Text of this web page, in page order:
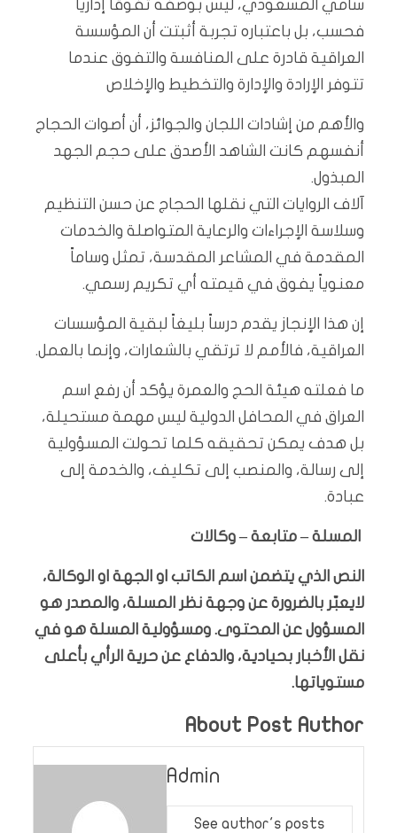
سامي المسعودي، ليس بوصفه تفوقاً إدارياً
فحسب، بل باعتباره تجربة أثبتت أن المؤسسة
العراقية قادرة على المنافسة والتفوق عندما
تتوفر الإرادة والإدارة والتخطيط والإخلاص
والأهم من إشادات اللجان والجوائز، أن أصوات الحجاج
أنفسهم كانت الشاهد الأصدق على حجم الجهد
المبذول.
آلاف الروايات التي نقلها الحجاج عن حسن التنظيم
وسلاسة الإجراءات والرعاية المتواصلة والخدمات
المقدمة في المشاعر المقدسة، تمثل وساماً
معنوياً يفوق في قيمته أي تكريم رسمي.
إن هذا الإنجاز يقدم درساً بليغاً لبقية المؤسسات
العراقية، فالأمم لا ترتقي بالشعارات، وإنما بالعمل.
ما فعلته هيئة الحج والعمرة يؤكد أن رفع اسم
العراق في المحافل الدولية ليس مهمة مستحيلة،
بل هدف يمكن تحقيقه كلما تحولت المسؤولية
إلى رسالة، والمنصب إلى تكليف، والخدمة إلى
عبادة.
المسلة – متابعة – وكالات
النص الذي يتضمن اسم الكاتب او الجهة او الوكالة،
لايعبّر بالضرورة عن وجهة نظر المسلة، والمصدر هو
المسؤول عن المحتوى. ومسؤولية المسلة هو في
نقل الأخبار بحيادية، والدفاع عن حرية الرأي بأعلى
مستوياتها.
About Post Author
Admin
See author's posts